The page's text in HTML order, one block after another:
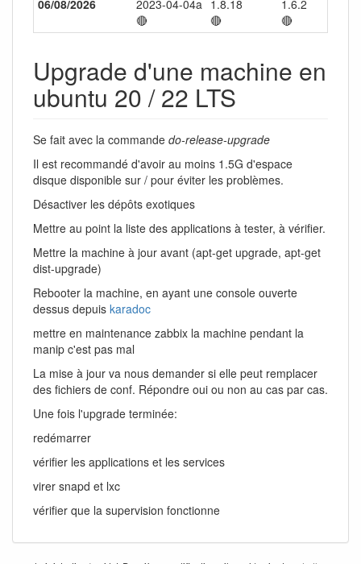
06/08/2026
2023-04-04a
🔴
1.8.18
🔴
1.6.2
🔴
Upgrade d'une machine en
ubuntu 20 / 22 LTS
Se fait avec la commande do-release-upgrade
Il est recommandé d'avoir au moins 1.5G d'espace
disque disponible sur / pour éviter les problèmes.
Désactiver les dépôts exotiques
Mettre au point la liste des applications à tester, à vérifier.
Mettre la machine à jour avant (apt-get upgrade, apt-get
dist-upgrade)
Rebooter la machine, en ayant une console ouverte
dessus depuis karadoc
mettre en maintenance zabbix la machine pendant la
manip c'est pas mal
La mise à jour va nous demander si elle peut remplacer
des fichiers de conf. Répondre oui ou non au cas par cas.
Une fois l'upgrade terminée:
redémarrer
vérifier les applications et les services
virer snapd et lxc
vérifier que la supervision fonctionne